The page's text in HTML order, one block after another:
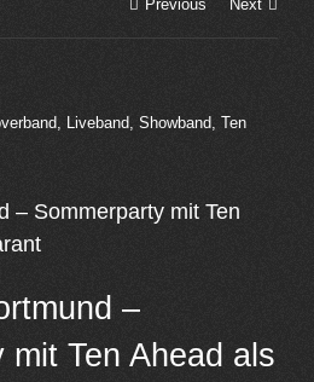
Previous Next
– Sommerparty mit Ten
–
mit Ten Ahead als